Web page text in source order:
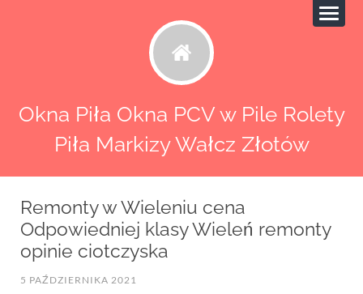
Okna Piła Okna PCV w Pile Rolety
Piła Markizy Wałcz Złotów
Remonty w Wieleniu cena
Odpowiedniej klasy Wieleń remonty
opinie ciotczyska
5 PAŹDZIERNIKA 2021